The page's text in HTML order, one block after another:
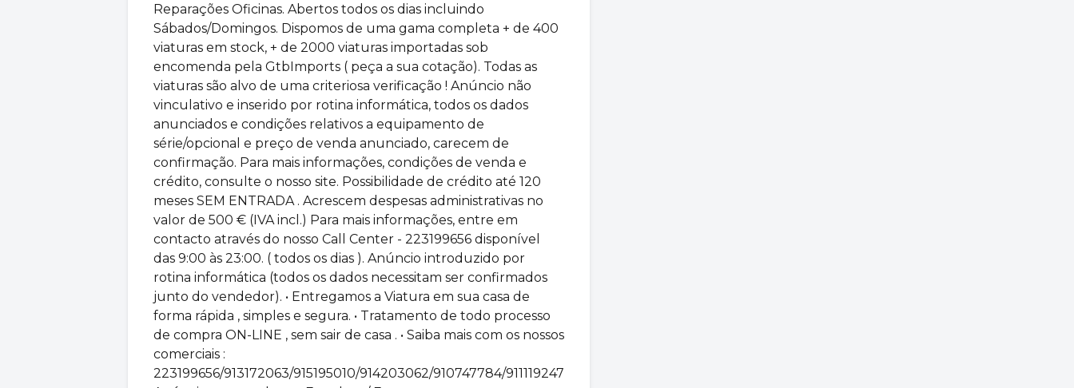
⁠Reparações Oficinas. Abertos todos os dias incluindo
Sábados/Domingos. Dispomos de uma gama completa + de 400
viaturas em stock, + de 2000 viaturas importadas sob
encomenda pela GtbImports ( peça a sua cotação). Todas as
viaturas são alvo de uma criteriosa verificação ! Anúncio não
vinculativo e inserido por rotina informática, todos os dados
anunciados e condições relativos a equipamento de
série/opcional e preço de venda anunciado, carecem de
confirmação. Para mais informações, condições de venda e
crédito, consulte o nosso site. Possibilidade de crédito até 120
meses SEM ENTRADA . Acrescem despesas administrativas no
valor de 500 € (IVA incl.) Para mais informações, entre em
contacto através do nosso Call Center - 223199656 disponível
das 9:00 às 23:00. ( todos os dias ). Anúncio introduzido por
rotina informática (todos os dados necessitam ser confirmados
junto do vendedor). • Entregamos a Viatura em sua casa de
forma rápida , simples e segura. • ⁠Tratamento de todo processo
de compra ON-LINE , sem sair de casa . • Saiba mais com os nossos
comerciais :
223199656/913172063/915195010/914203062/910747784/911119247